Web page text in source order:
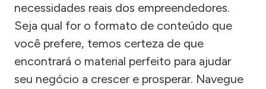
necessidades reais dos empreendedores.
Seja qual for o formato de conteúdo que
você prefere, temos certeza de que
encontrará o material perfeito para ajudar
seu negócio a crescer e prosperar. Navegue